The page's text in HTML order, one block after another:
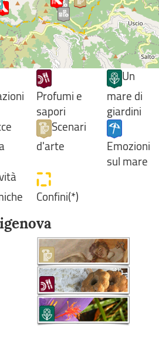
Profumi e
sapori
Un
mare di
giardini
Scenari
d'arte
Emozioni
sul mare
Confini(*)